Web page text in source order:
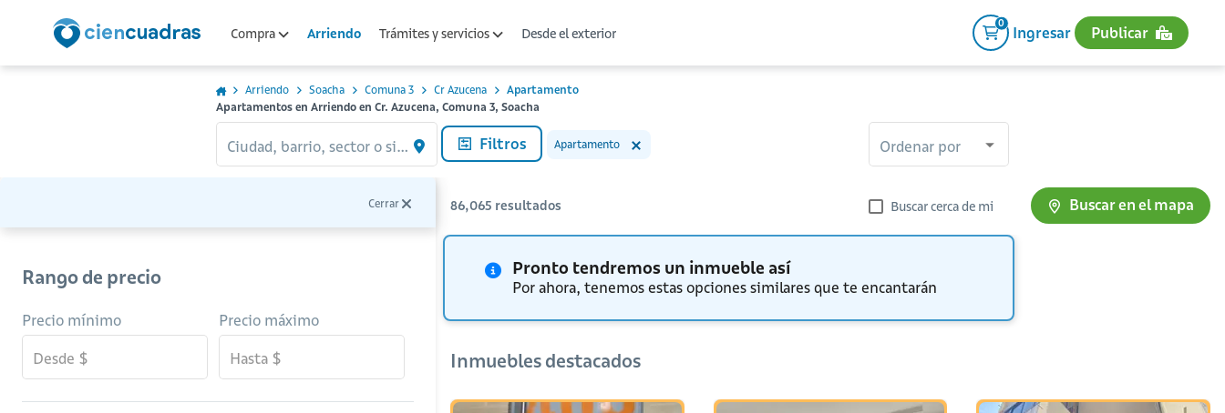
Compra Arriendo Trámites y servicios Desde el exterior
0
Ingresar Publicar
Arriendo Soacha Comuna 3 Cr Azucena
Apartamento
Apartamentos en Arriendo en Cr. Azucena, Comuna 3, Soacha
Ciudad, barrio, sector o sitio... Filtros Apartamento Ordenar por
Cerrar
Rango de precio
Precio mínimo Precio máximo
86,065 resultados Buscar cerca de mi Buscar en el mapa
Pronto tendremos un inmueble así
Por ahora, tenemos estas opciones similares que te encantarán
Inmuebles destacados